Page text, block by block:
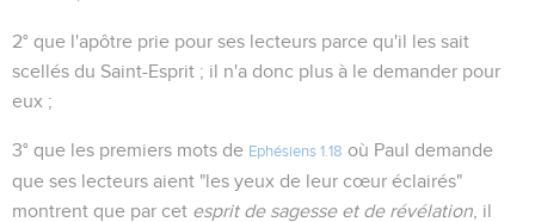
2° que l'apôtre prie pour ses lecteurs parce qu'il les sait
scellés du Saint-Esprit ; il n'a donc plus à le demander pour
eux ;
3° que les premiers mots de Ephésiens 1.18 où Paul demande
que ses lecteurs aient "les yeux de leur cœur éclairés"
montrent que par cet esprit de sagesse et de révélation , il